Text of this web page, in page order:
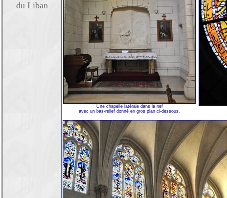
du Liban
Une chapelle latérale dans la nef
avec un bas-relief donné en gros plan ci-dessous.